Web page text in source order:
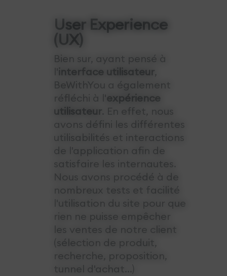
User Experience
(UX)
Bien sur, ayant pensé à
interface utilisateur
BeWithYou a également
réfléchi à l' expérience
utilisateur . En effet, nous
avons défini les différentes
utilisabilités et interactions
de l'application afin de
satisfaire les internautes.
Nous avons procédé à de
nombreux tests et facilité
l'utilisation du site pour que
rien ne puisse empêcher
les ventes de notre client
(sélection de produit,
recherche, proposition,
tunnel d'achat...)